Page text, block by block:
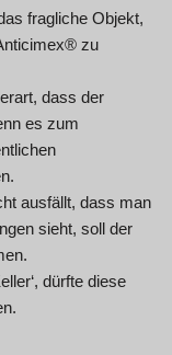
fragliche Objekt,
zu
dass der
es zum
ausfällt, dass man
sieht, soll der
dürfte diese